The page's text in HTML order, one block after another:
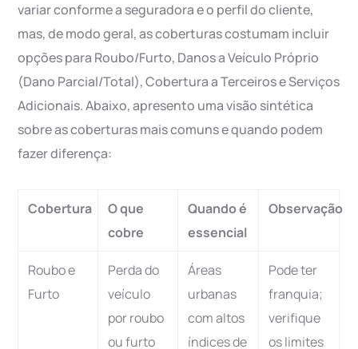
variar conforme a seguradora e o perfil do cliente,
mas, de modo geral, as coberturas costumam incluir
opções para Roubo/Furto, Danos a Veículo Próprio
(Dano Parcial/Total), Cobertura a Terceiros e Serviços
Adicionais. Abaixo, apresento uma visão sintética
sobre as coberturas mais comuns e quando podem
fazer diferença:
Cobertura
O que
cobre
Quando é
essencial
Observação
Roubo e
Furto
Perda do
veículo
por roubo
ou furto
Áreas
urbanas
com altos
índices de
Pode ter
franquia;
verifique
os limites